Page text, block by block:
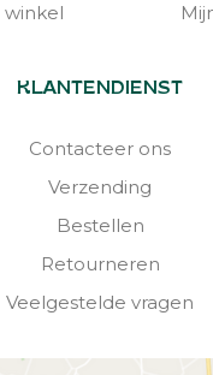
winkel
KLANTENDIENST
Contacteer ons
Verzending
Bestellen
Retourneren
Veelgestelde vragen